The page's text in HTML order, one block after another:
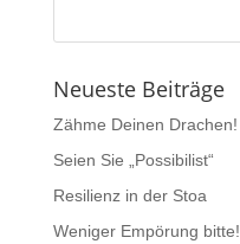
Neueste Beiträge
Zähme Deinen Drachen!
Seien Sie „Possibilist“
Resilienz in der Stoa
Weniger Empörung bitte!